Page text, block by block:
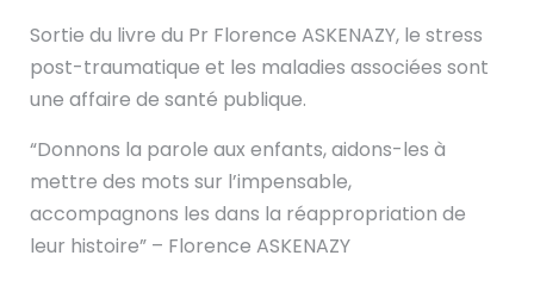
Sortie du livre du Pr Florence ASKENAZY, le stress
post-traumatique et les maladies associées sont
une affaire de santé publique.
“Donnons la parole aux enfants, aidons-les à
mettre des mots sur l’impensable,
accompagnons les dans la réappropriation de
leur histoire” – Florence ASKENAZY